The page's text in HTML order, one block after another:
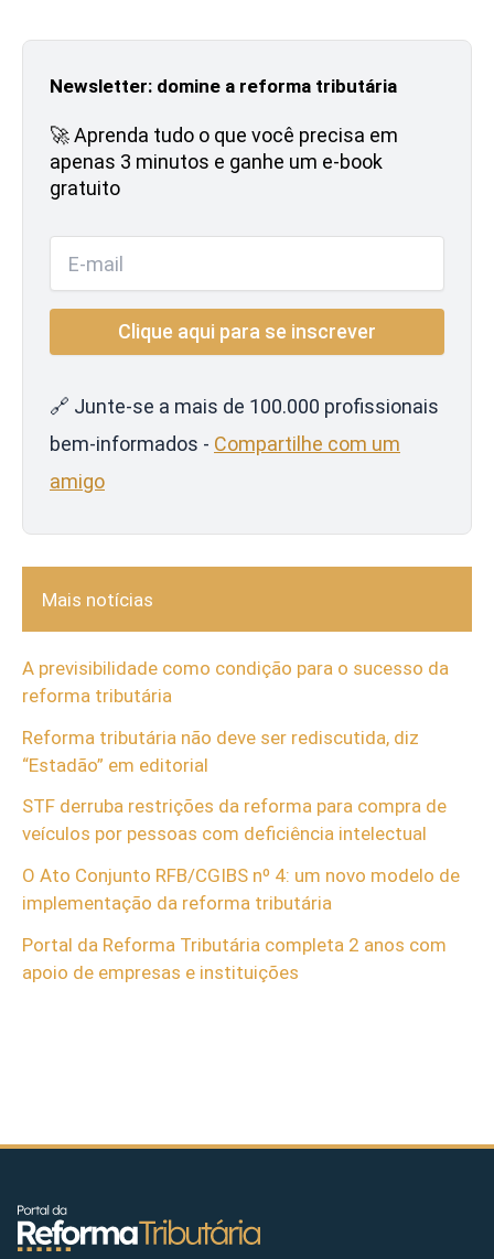
Newsletter: domine a reforma tributária
🚀 Aprenda tudo o que você precisa em
apenas 3 minutos e ganhe um e-book
gratuito
🔗 Junte-se a mais de 100.000 profissionais
bem-informados - Compartilhe com um
amigo
Mais notícias
A previsibilidade como condição para o sucesso da
reforma tributária
Reforma tributária não deve ser rediscutida, diz
“Estadão” em editorial
STF derruba restrições da reforma para compra de
veículos por pessoas com deficiência intelectual
O Ato Conjunto RFB/CGIBS nº 4: um novo modelo de
implementação da reforma tributária
Portal da Reforma Tributária completa 2 anos com
apoio de empresas e instituições